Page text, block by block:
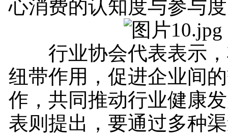
心消费的认知度与参与
行业协会代表表示，
纽带作用，促进企业间
作，共同推动行业健康
表则提出，要通过多种